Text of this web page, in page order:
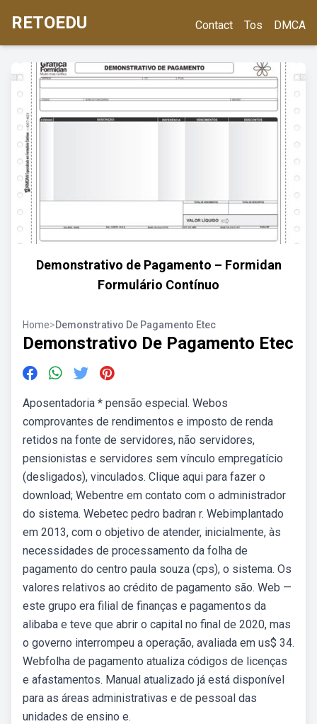
RETOEDU Contact Tos DMCA
Demonstrativo de Pagamento – Formidan
Formulário Contínuo
Home>Demonstrativo De Pagamento Etec
Demonstrativo De Pagamento Etec
Aposentadoria * pensão especial. Webos
comprovantes de rendimentos e imposto de renda
retidos na fonte de servidores, não servidores,
pensionistas e servidores sem vínculo empregatício
(desligados), vinculados. Clique aqui para fazer o
download; Webentre em contato com o administrador
do sistema. Webetec pedro badran r. Webimplantado
em 2013, com o objetivo de atender, inicialmente, às
necessidades de processamento da folha de
pagamento do centro paula souza (cps), o sistema. Os
valores relativos ao crédito de pagamento são. Web —
este grupo era filial de finanças e pagamentos da
alibaba e teve que abrir o capital no final de 2020, mas
o governo interrompeu a operação, avaliada em us$ 34.
Webfolha de pagamento atualiza códigos de licenças
e afastamentos. Manual atualizado já está disponível
para as áreas administrativas e de pessoal das
unidades de ensino e.